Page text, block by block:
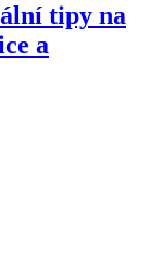
tipy na
a